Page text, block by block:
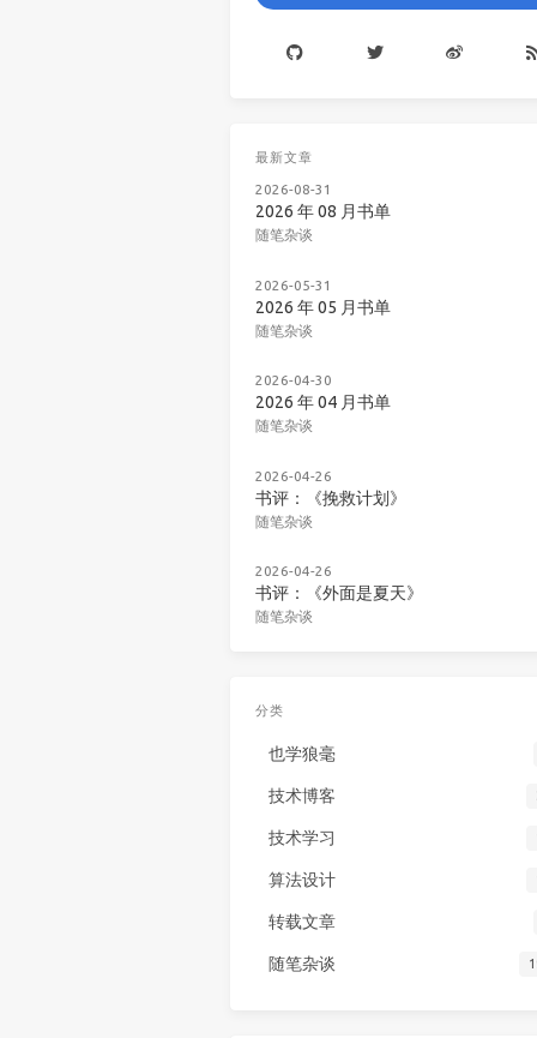
最新文章
2026-08-31
2026 年 08 月书单
随笔杂谈
2026-05-31
2026 年 05 月书单
随笔杂谈
2026-04-30
2026 年 04 月书单
随笔杂谈
2026-04-26
书评：《挽救计划》
随笔杂谈
2026-04-26
书评：《外面是夏天》
随笔杂谈
分类
也学狼毫
技术博客
技术学习
算法设计
转载文章
随笔杂谈